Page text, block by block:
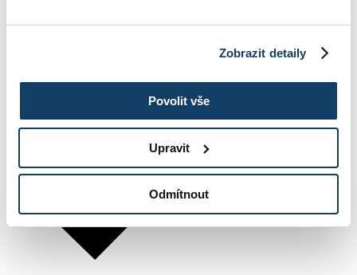
Zobrazit detaily
Povolit vše
Upravit
Odmítnout